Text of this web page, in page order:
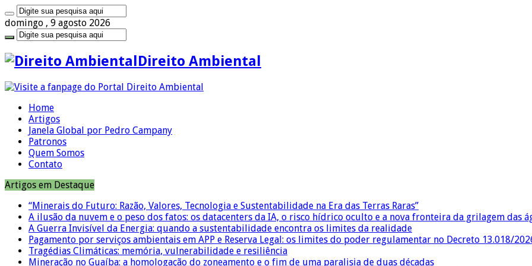
domingo , 9 agosto 2026
Direito Ambiental
Home
Artigos
Janela Global por Pedro Campany
Patronos
Quem Somos
Contato
Artigos em Destaque
“Minerais do Futuro: Razão, Valores, Tecnologia e Sustentabilidade na Era das Terras Raras”
A ilusão da nuvem e o peso dos fatos: os datacenters da IA, o risco hídrico oculto e a nova fronteira da grilagem das
A Guerra Invisível da Energia: quando a sustentabilidade encontra os limites da realidade
Pagamento por serviços ambientais em APP e Reserva Legal: os limites do poder regulamentar no Decreto 13.018/
Tragédias Climáticas: memória, vulnerabilidade e resiliência
Mineração no Guaíba: a homologação do zoneamento e o fim de uma paralisia de duas décadas